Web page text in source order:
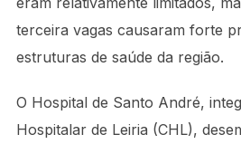
terceira vagas causaram forte
estruturas de saúde da região.
O Hospital de Santo André,
Hospitalar de Leiria (CHL),